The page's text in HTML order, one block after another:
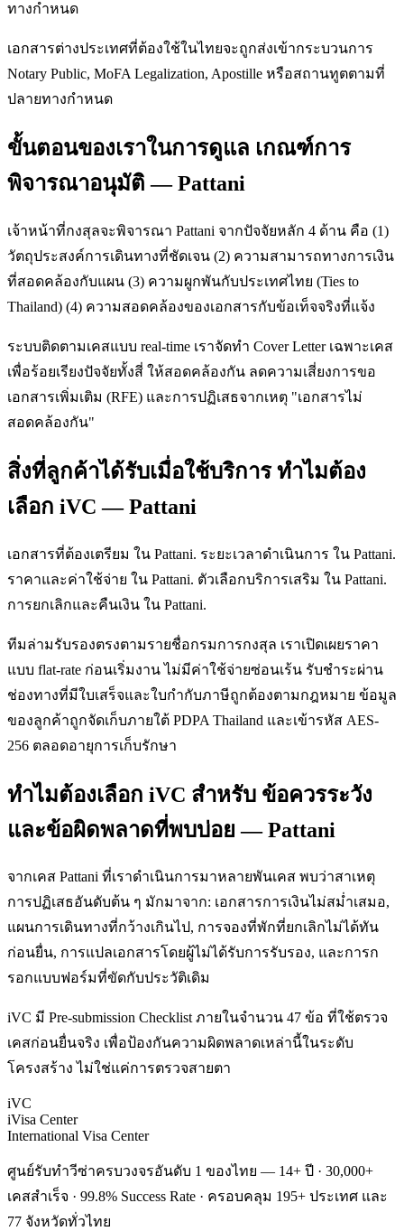
ทางกำหนด
เอกสารต่างประเทศที่ต้องใช้ในไทยจะถูกส่งเข้ากระบวนการ
Notary Public, MoFA Legalization, Apostille หรือสถานทูตตามที่
ปลายทางกำหนด
ขั้นตอนของเราในการดูแล เกณฑ์การ
พิจารณาอนุมัติ — Pattani
เจ้าหน้าที่กงสุลจะพิจารณา Pattani จากปัจจัยหลัก 4 ด้าน คือ (1)
วัตถุประสงค์การเดินทางที่ชัดเจน (2) ความสามารถทางการเงิน
ที่สอดคล้องกับแผน (3) ความผูกพันกับประเทศไทย (Ties to
Thailand) (4) ความสอดคล้องของเอกสารกับข้อเท็จจริงที่แจ้ง
ระบบติดตามเคสแบบ real-time เราจัดทำ Cover Letter เฉพาะเคส
เพื่อร้อยเรียงปัจจัยทั้งสี่ ให้สอดคล้องกัน ลดความเสี่ยงการขอ
เอกสารเพิ่มเติม (RFE) และการปฏิเสธจากเหตุ "เอกสารไม่
สอดคล้องกัน"
สิ่งที่ลูกค้าได้รับเมื่อใช้บริการ ทำไมต้อง
เลือก iVC — Pattani
เอกสารที่ต้องเตรียม ใน Pattani. ระยะเวลาดำเนินการ ใน Pattani.
ราคาและค่าใช้จ่าย ใน Pattani. ตัวเลือกบริการเสริม ใน Pattani.
การยกเลิกและคืนเงิน ใน Pattani.
ทีมล่ามรับรองตรงตามรายชื่อกรมการกงสุล เราเปิดเผยราคา
แบบ flat-rate ก่อนเริ่มงาน ไม่มีค่าใช้จ่ายซ่อนเร้น รับชำระผ่าน
ช่องทางที่มีใบเสร็จและใบกำกับภาษีถูกต้องตามกฎหมาย ข้อมูล
ของลูกค้าถูกจัดเก็บภายใต้ PDPA Thailand และเข้ารหัส AES-
256 ตลอดอายุการเก็บรักษา
ทำไมต้องเลือก iVC สำหรับ ข้อควรระวัง
และข้อผิดพลาดที่พบบ่อย — Pattani
จากเคส Pattani ที่เราดำเนินการมาหลายพันเคส พบว่าสาเหตุ
การปฏิเสธอันดับต้น ๆ มักมาจาก: เอกสารการเงินไม่สม่ำเสมอ,
แผนการเดินทางที่กว้างเกินไป, การจองที่พักที่ยกเลิกไม่ได้ทัน
ก่อนยื่น, การแปลเอกสารโดยผู้ไม่ได้รับการรับรอง, และการก
รอกแบบฟอร์มที่ขัดกับประวัติเดิม
iVC มี Pre-submission Checklist ภายในจำนวน 47 ข้อ ที่ใช้ตรวจ
เคสก่อนยื่นจริง เพื่อป้องกันความผิดพลาดเหล่านี้ในระดับ
โครงสร้าง ไม่ใช่แค่การตรวจสายตา
iVC
iVisa Center
International Visa Center
ศูนย์รับทำวีซ่าครบวงจรอันดับ 1 ของไทย — 14+ ปี · 30,000+
เคสสำเร็จ · 99.8% Success Rate · ครอบคลุม 195+ ประเทศ และ
77 จังหวัดทั่วไทย